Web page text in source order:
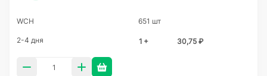
WCH 651 шт
2-4 дня 1 + 30,75 ₽